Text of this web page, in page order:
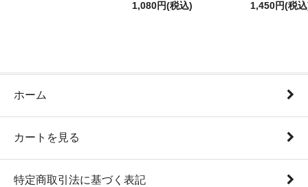
1,080円(税込)
1,450円(税
ホーム
カートを見る
特定商取引法に基づく表記